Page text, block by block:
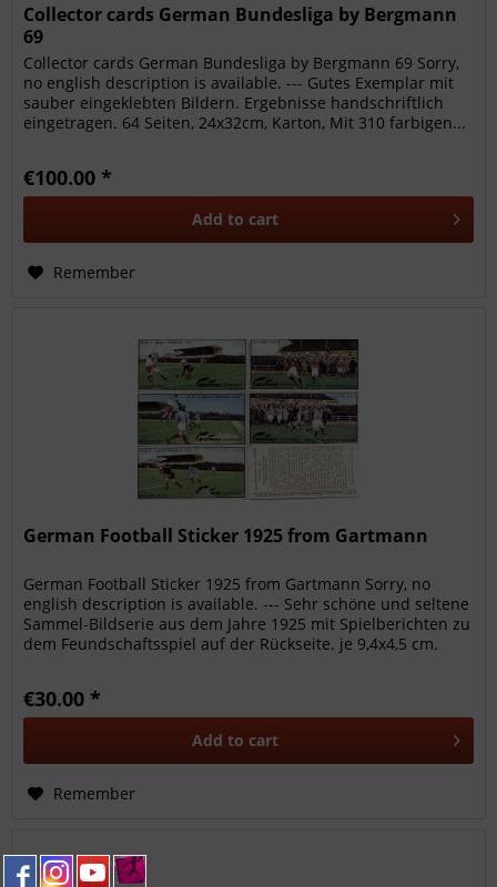
Collector cards German Bundesliga by Bergmann
69
Collector cards German Bundesliga by Bergmann 69 Sorry,
no english description is available. --- Gutes Exemplar mit
sauber eingeklebten Bildern. Ergebnisse handschriftlich
eingetragen. 64 Seiten, 24x32cm, Karton, Mit 310 farbigen...
€100.00 *
Add to cart
Remember
German Football Sticker 1925 from Gartmann
German Football Sticker 1925 from Gartmann Sorry, no
english description is available. --- Sehr schöne und seltene
Sammel-Bildserie aus dem Jahre 1925 mit Spielberichten zu
dem Feundschaftsspiel auf der Rückseite. je 9,4x4,5 cm.
€30.00 *
Add to cart
Remember